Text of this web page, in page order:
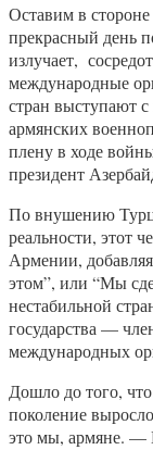
Оставим в
прекрасный день
излучает,
международные
стран выступают
армянских
плену в ходе
президент
По внушению
реальности, этот
Армении,
этом”, или “Мы
нестабильной
государства —
международных
Дошло до того,
поколение
это мы, армяне. —